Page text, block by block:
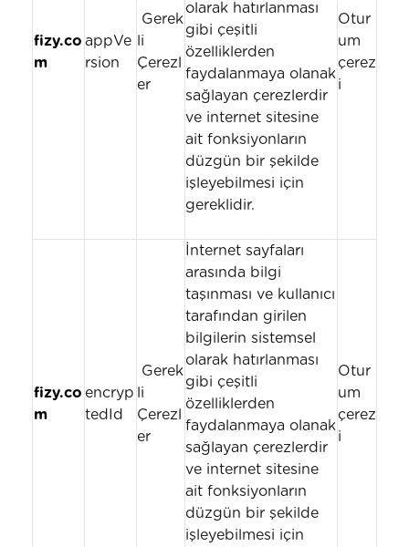
fizy.co
m
appVe
rsion
Gerek
li
Çerezl
er
olarak hatırlanması
gibi çeşitli
özelliklerden
faydalanmaya olanak
sağlayan çerezlerdir
ve internet sitesine
ait fonksiyonların
düzgün bir şekilde
işleyebilmesi için
gereklidir.
Otur
um
çerez
i
fizy.co
m
encryp
tedId
Gerek
li
Çerezl
er
İnternet sayfaları
arasında bilgi
taşınması ve kullanıcı
tarafından girilen
bilgilerin sistemsel
olarak hatırlanması
gibi çeşitli
özelliklerden
faydalanmaya olanak
sağlayan çerezlerdir
ve internet sitesine
ait fonksiyonların
düzgün bir şekilde
işleyebilmesi için
Otur
um
çerez
i